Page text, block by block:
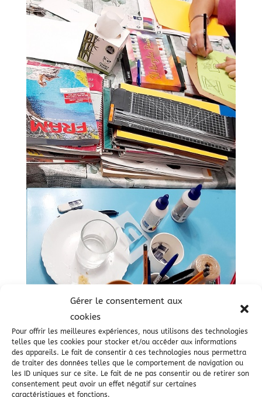
Gérer le consentement aux
cookies
Pour offrir les meilleures expériences, nous utilisons des technologies
telles que les cookies pour stocker et/ou accéder aux informations
des appareils. Le fait de consentir à ces technologies nous permettra
de traiter des données telles que le comportement de navigation ou
les ID uniques sur ce site. Le fait de ne pas consentir ou de retirer son
consentement peut avoir un effet négatif sur certaines
caractéristiques et fonctions.